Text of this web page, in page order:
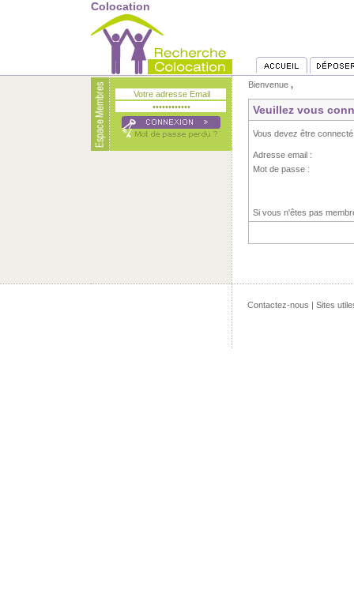
Colocation
Bienvenue ,
Veuillez vous
Vous devez être
Adresse email :
Mot de passe :
Si vous n'êtes pas
Contactez-nous | Sites